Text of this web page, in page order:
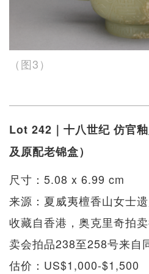
（图3）
Lot 242｜十八世纪 仿官
及原配老锦盒）
尺寸：5.08 x 6.99 cm
来源：夏威夷檀香山女士
收藏自香港，奥克里奇拍
卖会拍品238至258号来自
估价：US$1,000-$1,500